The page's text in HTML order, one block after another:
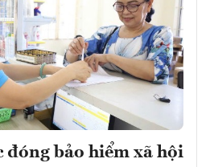
đóng bảo hiểm xã hội